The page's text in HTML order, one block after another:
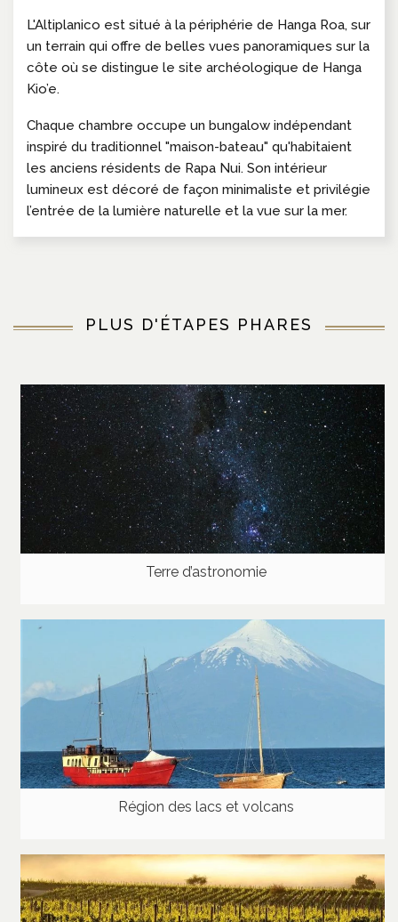
L'Altiplanico est situé à la périphérie de Hanga Roa, sur
un terrain qui offre de belles vues panoramiques sur la
côte où se distingue le site archéologique de Hanga
Kio’e.
Chaque chambre occupe un bungalow indépendant
inspiré du traditionnel "maison-bateau" qu'habitaient
les anciens résidents de Rapa Nui. Son intérieur
lumineux est décoré de façon minimaliste et privilégie
l’entrée de la lumière naturelle et la vue sur la mer.
PLUS D'ÉTAPES PHARES
Terre d’astronomie
Région des lacs et volcans